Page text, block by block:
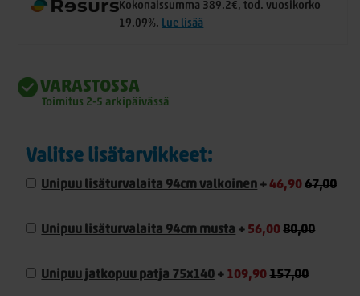
Kokonaissumma 389.2€, tod. vuosikorko
19.09%. Lue lisää
VARASTOSSA
Toimitus 2-5 arkipäivässä
Valitse lisätarvikkeet:
Unipuu lisäturvalaita 94cm valkoinen +46,90 67,00
Unipuu lisäturvalaita 94cm musta + 56,00 80,00
Unipuu jatkopuu patja 75x140 + 109,90 157,00